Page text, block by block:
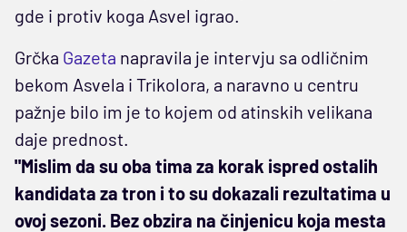
gde i protiv koga Asvel igrao.
Grčka Gazeta napravila je intervju sa odličnim
bekom Asvela i Trikolora, a naravno u centru
pažnje bilo im je to kojem od atinskih velikana
daje prednost.
"Mislim da su oba tima za korak ispred ostalih
kandidata za tron i to su dokazali rezultatima u
ovoj sezoni. Bez obzira na činjenicu koja mesta